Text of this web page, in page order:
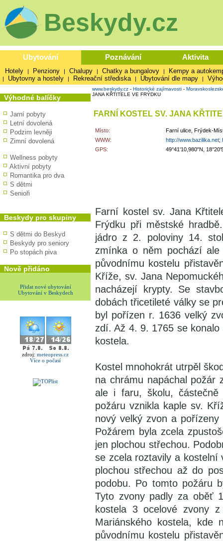
Beskydy.cz
Ubytování Poznávání Aktivita
Hotely | Penziony | Chalupy | Chatky a bungalovy | Kempy a
| Ubytovny a hostely | Rekreační střediska | Ubytování dle mapy |
Výhodné balíčky
Jarní pobyty
Letní dovolená
Podzim levněji
Zimní dovolená
Wellness pobyty
Aktivní pobyty
Romantika pro dva
S dětmi
Senioři
Beskydy pro skupiny
S dětmi do Beskyd
Beskydy pro seniory
Po stopách piva
Nově přidáno
Přidat nové ubytování
Ubytování v Beskydech
zdroj: meteopress.cz
Více o počasí
www.beskydy.cz - Historické zajímavosti -
JANA KŘTITELE VE FRÝDKU
FARNÍ KOSTEL SV. JANA
Místo:
Farní ulice, Frýdek-
WWW:
http://www.bazilika.net;
GPS:
49°41'10,980"N,
Farní kostel sv. Jana
Frýdku při městské
jádro z 2. poloviny 14.
zmínka o něm pochází
původnímu kostelu
Kříže, sv. Jana
nacházejí krypty. Se
dobách třicetileté války se
byl pořízen r. 1636 velký
zdí. Až 4. 9. 1765 se
kostela.
Kostel mnohokrát utrpěl
na chrámu napáchal požár
ale i faru, školu,
požáru vznikla kaple sv.
nový velký zvon a
Požárem byla zcela
jen plochou střechou.
se zcela roztavily a
plochou střechou až do
podobu. Po tomto požáru
Tyto zvony padly za oběť
kostela 3 ocelové zvony
Mariánského kostela, kde
původnímu kostelu